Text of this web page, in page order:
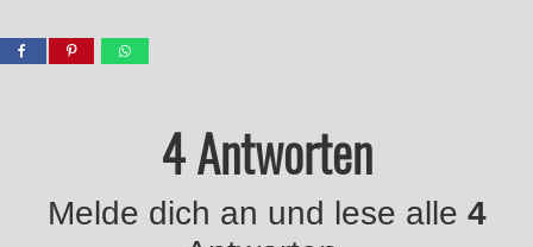
4 Antworten
Melde dich an und lese alle 4